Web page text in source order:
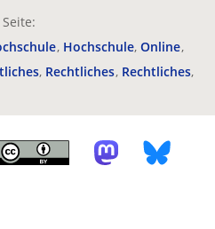
Hochschule Online
Rechtliches Rechtliches